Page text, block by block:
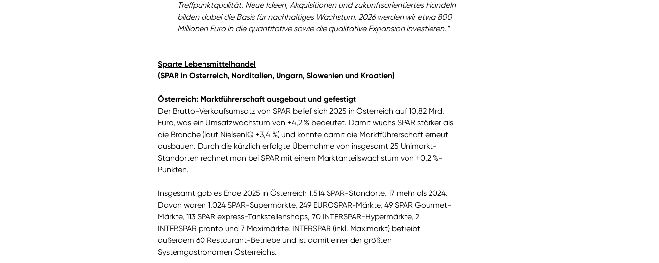
Treffpunktqualität. Neue Ideen, Akquisitionen und zukunftsorientiertes Handeln
bilden dabei die Basis für nachhaltiges Wachstum. 2026 werden wir etwa 800
Millionen Euro in die quantitative sowie die qualitative Expansion investieren.“
Sparte Lebensmittelhandel
(SPAR in Österreich, Norditalien, Ungarn, Slowenien und Kroatien)
Österreich: Marktführerschaft ausgebaut und gefestigt
Der Brutto-Verkaufsumsatz von SPAR belief sich 2025 in Österreich auf 10,82 Mrd.
Euro, was ein Umsatzwachstum von +4,2 % bedeutet. Damit wuchs SPAR stärker als
die Branche (laut NielsenIQ +3,4 %) und konnte damit die Marktführerschaft erneut
ausbauen. Durch die kürzlich erfolgte Übernahme von insgesamt 25 Unimarkt-
Standorten rechnet man bei SPAR mit einem Marktanteilswachstum von +0,2 %-
Punkten.
Insgesamt gab es Ende 2025 in Österreich 1.514 SPAR-Standorte, 17 mehr als 2024.
Davon waren 1.024 SPAR-Supermärkte, 249 EUROSPAR-Märkte, 49 SPAR Gourmet-
Märkte, 113 SPAR express-Tankstellenshops, 70 INTERSPAR-Hypermärkte, 2
INTERSPAR pronto und 7 Maximärkte. INTERSPAR (inkl. Maximarkt) betreibt
außerdem 60 Restaurant-Betriebe und ist damit einer der größten
Systemgastronomen Österreichs.